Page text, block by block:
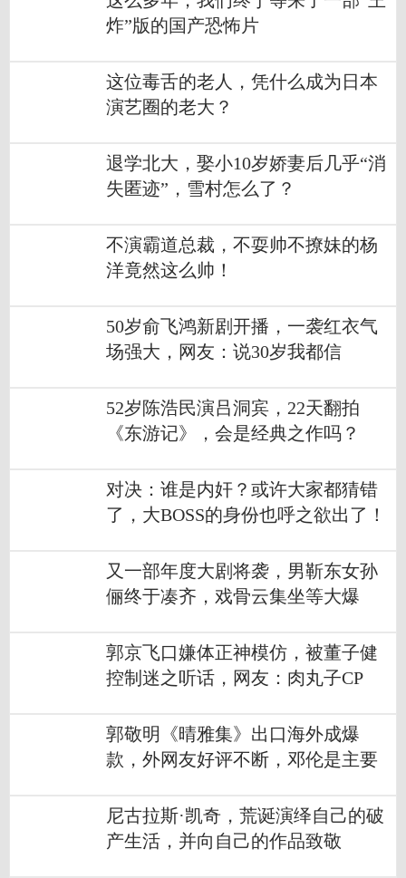
炸”版的国产恐怖片
这位毒舌的老人，凭什么成为日本
演艺圈的老大？
退学北大，娶小10岁娇妻后几乎“消
失匿迹”，雪村怎么了？
不演霸道总裁，不耍帅不撩妹的杨
洋竟然这么帅！
50岁俞飞鸿新剧开播，一袭红衣气
场强大，网友：说30岁我都信
52岁陈浩民演吕洞宾，22天翻拍
《东游记》，会是经典之作吗？
对决：谁是内奸？或许大家都猜错
了，大BOSS的身份也呼之欲出了！
又一部年度大剧将袭，男靳东女孙
俪终于凑齐，戏骨云集坐等大爆
郭京飞口嫌体正神模仿，被董子健
控制迷之听话，网友：肉丸子CP
郭敬明《晴雅集》出口海外成爆
款，外网友好评不断，邓伦是主要
尼古拉斯·凯奇，荒诞演绎自己的破
产生活，并向自己的作品致敬